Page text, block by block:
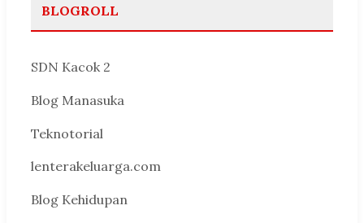
BLOGROLL
SDN Kacok 2
Blog Manasuka
Teknotorial
lenterakeluarga.com
Blog Kehidupan